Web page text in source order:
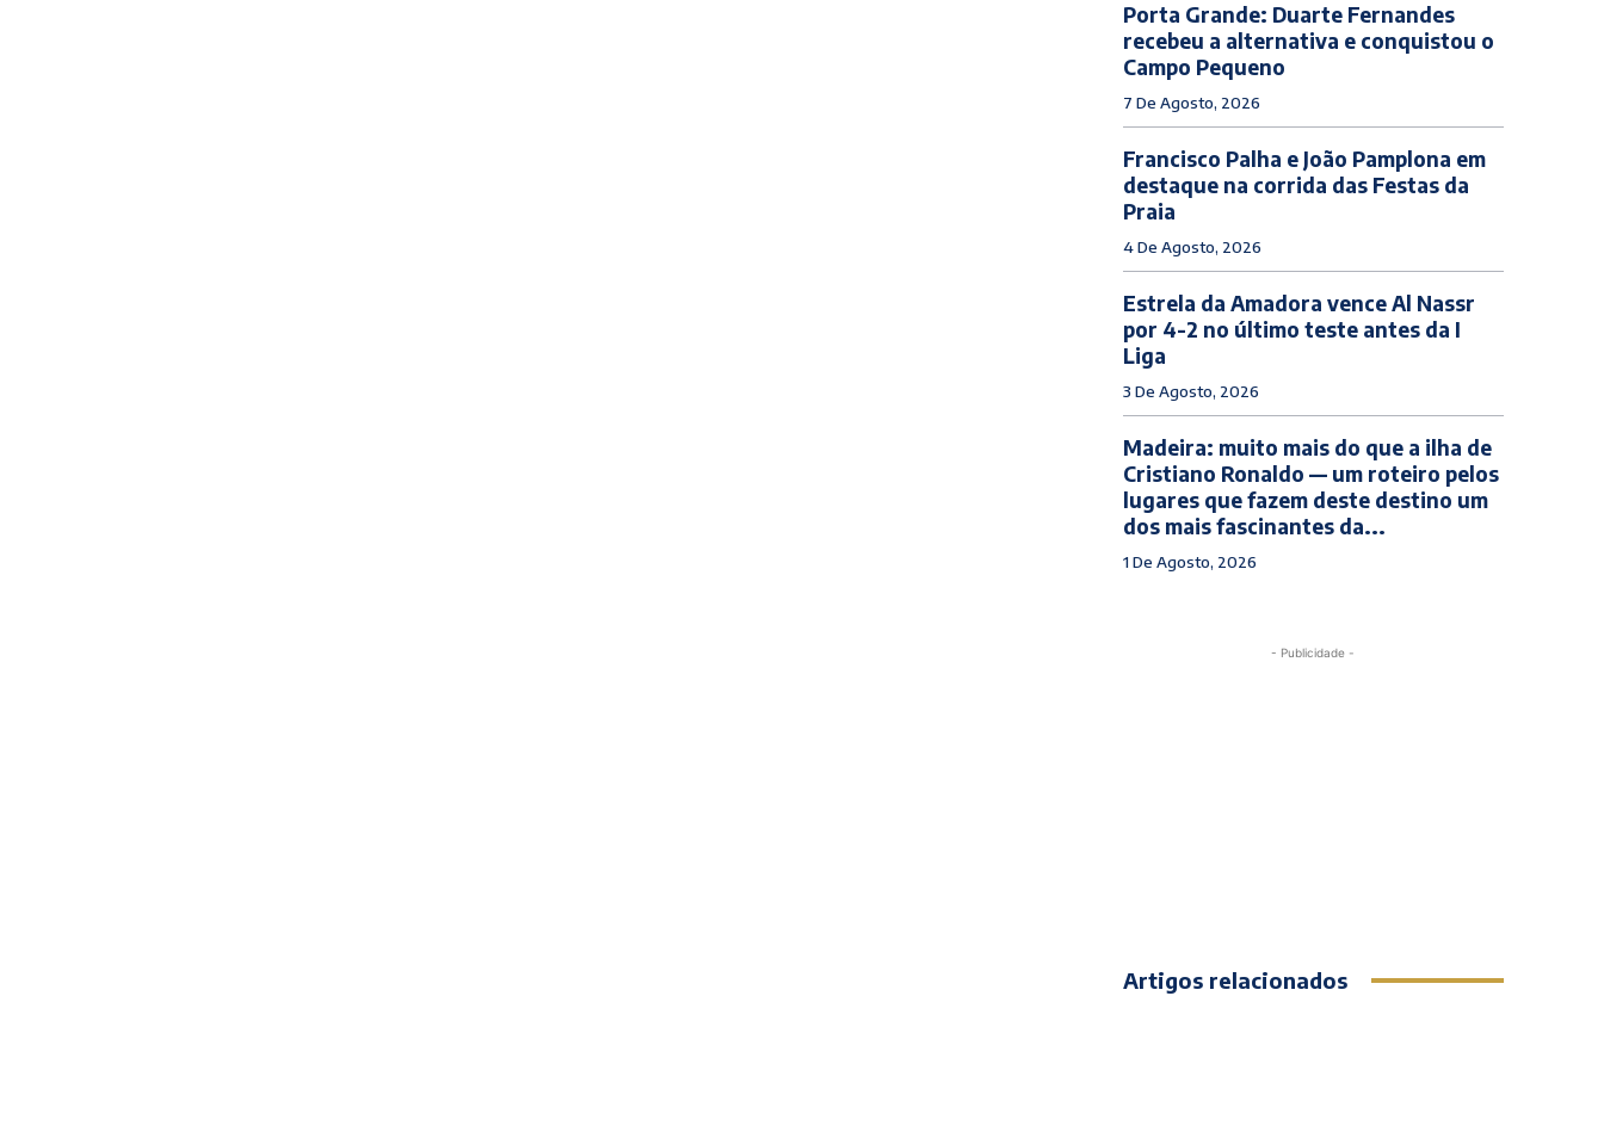
Porta Grande: Duarte Fernandes
recebeu a alternativa e conquistou o
Campo Pequeno
7 De Agosto, 2026
Francisco Palha e João Pamplona em
destaque na corrida das Festas da
Praia
4 De Agosto, 2026
Estrela da Amadora vence Al Nassr
por 4-2 no último teste antes da I
Liga
3 De Agosto, 2026
Madeira: muito mais do que a ilha de
Cristiano Ronaldo — um roteiro pelos
lugares que fazem deste destino um
dos mais fascinantes da...
1 De Agosto, 2026
- Publicidade -
Artigos relacionados